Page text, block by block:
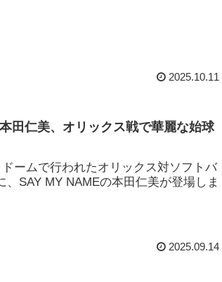
2025.10.11
田仁美、オリックス戦で華麗な始球
ームで行われたオリックス対ソフトバ
、SAY MY NAMEの本田仁美が登場しま
2025.09.14